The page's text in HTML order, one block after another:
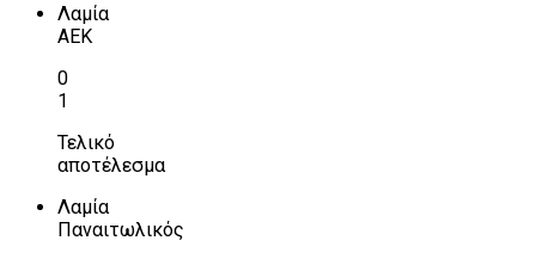
Λαμία
ΑΕΚ
0
1
Τελικό
αποτέλεσμα
Λαμία
Παναιτωλικός